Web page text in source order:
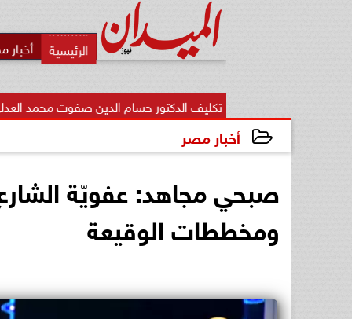
أخبار
تكليف الدكتور حسام الدين صفوت محمد العدلي مديرًا لمديرية
أخبار مصر
صبحي مجاهد: عفويّة الشارع
ومخططات الوقيعة